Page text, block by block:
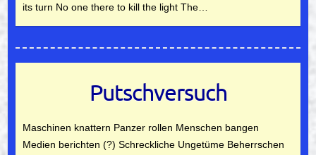
its turn No one there to kill the light The…
Putschversuch
Maschinen knattern Panzer rollen Menschen bangen
Medien berichten (?) Schreckliche Ungetüme Beherrschen